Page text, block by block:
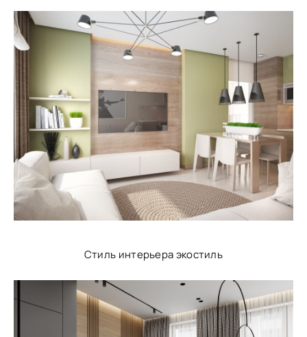
Стиль интерьера экостиль